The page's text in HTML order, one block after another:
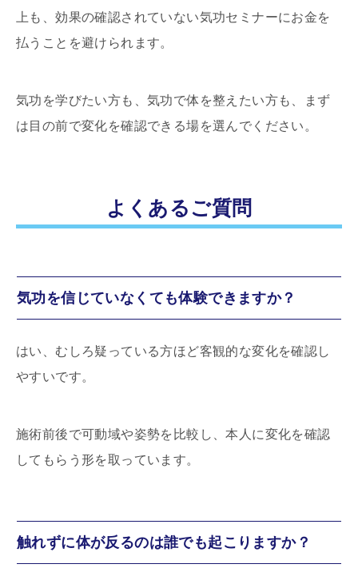
上も、効果の確認されていない気功セミナーにお金を
払うことを避けられます。
気功を学びたい方も、気功で体を整えたい方も、まず
は目の前で変化を確認できる場を選んでください。
よくあるご質問
気功を信じていなくても体験できますか？
はい、むしろ疑っている方ほど客観的な変化を確認し
やすいです。
施術前後で可動域や姿勢を比較し、本人に変化を確認
してもらう形を取っています。
触れずに体が反るのは誰でも起こりますか？